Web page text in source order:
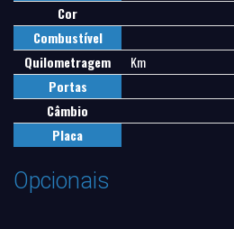
Cor
Combustível
Quilometragem
Km
Portas
Câmbio
Placa
Opcionais